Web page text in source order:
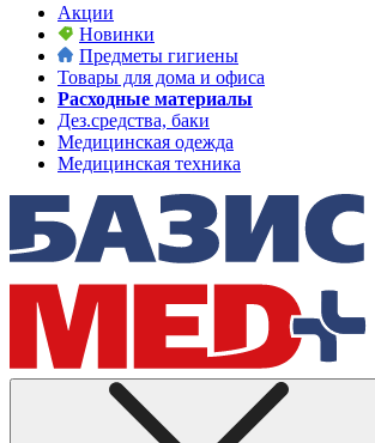
Акции
Новинки
Предметы гигиены
Товары для дома и офиса
Расходные материалы
Дез.средства, баки
Медицинская одежда
Медицинская техника